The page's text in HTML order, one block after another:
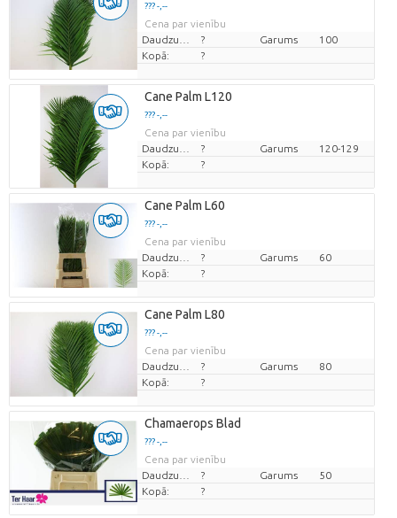
??? -,--
Cena par vienību
? Garums
100
Kopā:
?
Cane Palm L120
??? -,--
Cena par vienību
? Garums
120-129
Kopā:
?
Cane Palm L60
??? -,--
Cena par vienību
? Garums
60
Kopā:
?
Cane Palm L80
??? -,--
Cena par vienību
? Garums
80
Kopā:
?
Chamaerops Blad
??? -,--
Cena par vienību
? Garums
50
Kopā:
?